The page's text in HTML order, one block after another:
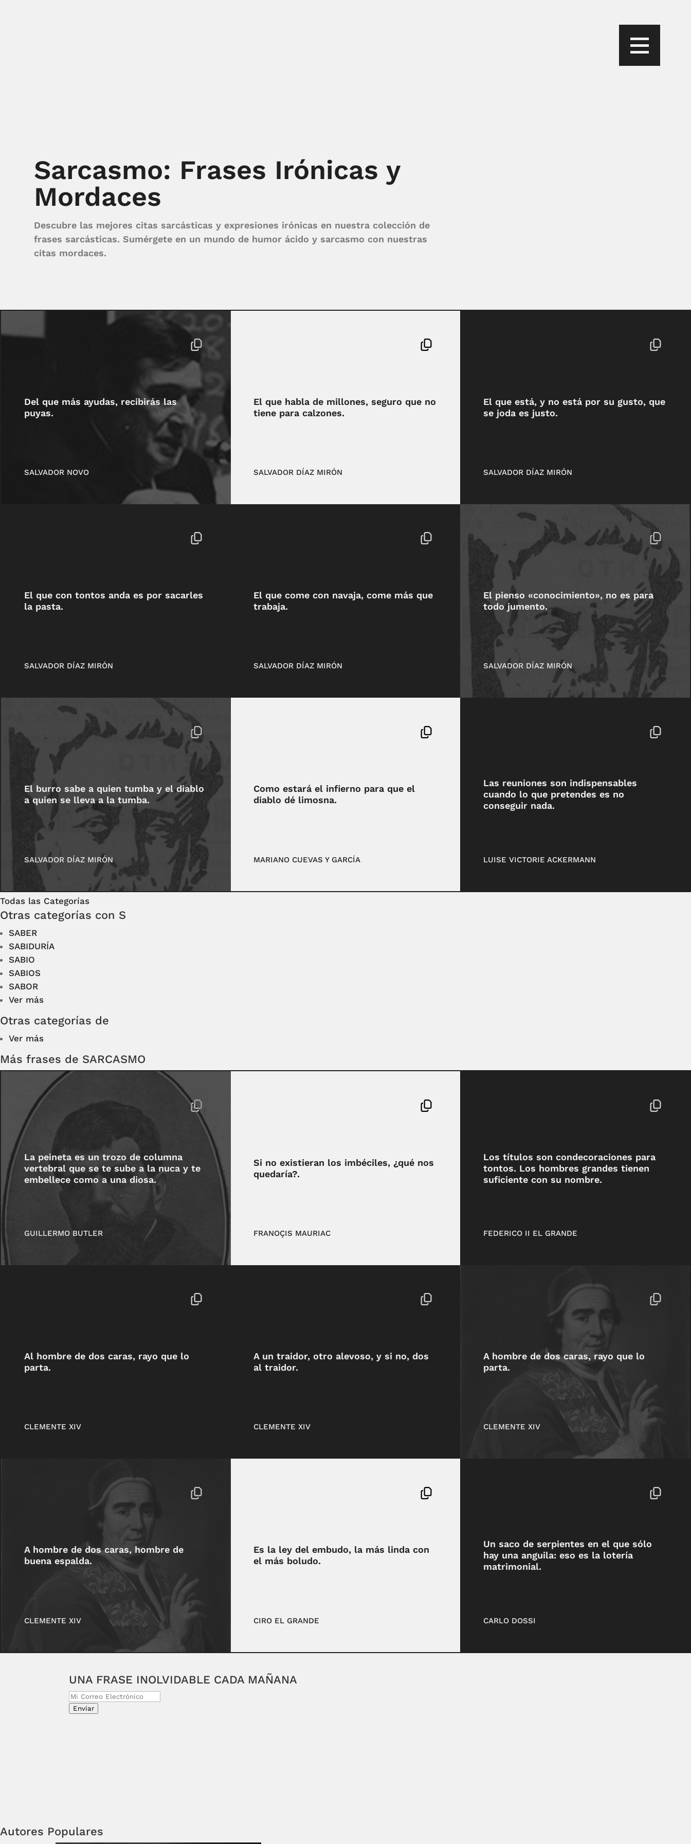
Sarcasmo: Frases Irónicas y
Mordaces
Descubre las mejores citas sarcásticas y expresiones irónicas en nuestra colección de
frases sarcásticas. Sumérgete en un mundo de humor ácido y sarcasmo con nuestras
citas mordaces.
Del que más ayudas, recibirás las
puyas.
SALVADOR NOVO
El que habla de millones, seguro que no
tiene para calzones.
SALVADOR DÍAZ MIRÓN
El que está, y no está por su gusto, que
se joda es justo.
SALVADOR DÍAZ MIRÓN
El que con tontos anda es por sacarles
la pasta.
SALVADOR DÍAZ MIRÓN
El que come con navaja, come más que
trabaja.
SALVADOR DÍAZ MIRÓN
El pienso «conocimiento», no es para
todo jumento.
SALVADOR DÍAZ MIRÓN
El burro sabe a quien tumba y el diablo
a quien se lleva a la tumba.
SALVADOR DÍAZ MIRÓN
Como estará el infierno para que el
diablo dé limosna.
MARIANO CUEVAS Y GARCÍA
Las reuniones son indispensables
cuando lo que pretendes es no
conseguir nada.
LUISE VICTORIE ACKERMANN
Todas las Categorías
Otras categorías con S
SABER
SABIDURÍA
SABIO
SABIOS
SABOR
Ver más
Otras categorías de
Ver más
Más frases de SARCASMO
La peineta es un trozo de columna
vertebral que se te sube a la nuca y te
embellece como a una diosa.
GUILLERMO BUTLER
Si no existieran los imbéciles, ¿qué nos
quedaría?.
FRANOÇIS MAURIAC
Los títulos son condecoraciones para
tontos. Los hombres grandes tienen
suficiente con su nombre.
FEDERICO II EL GRANDE
Al hombre de dos caras, rayo que lo
parta.
CLEMENTE XIV
A un traidor, otro alevoso, y si no, dos
al traidor.
CLEMENTE XIV
A hombre de dos caras, rayo que lo
parta.
CLEMENTE XIV
A hombre de dos caras, hombre de
buena espalda.
CLEMENTE XIV
Es la ley del embudo, la más linda con
el más boludo.
CIRO EL GRANDE
Un saco de serpientes en el que sólo
hay una anguila: eso es la lotería
matrimonial.
CARLO DOSSI
UNA FRASE INOLVIDABLE CADA MAÑANA
Enviar
Autores Populares